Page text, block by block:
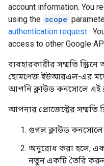
account information. You
using the scope
authentication request .
access to other Google
ব্যবহারকারীর সম্মতি
হোমপেজ ইউআরএল-এর মতো
আপনি ক্লাউড কনসোলে এই
আপনার প্রোজেক্টের সম্মতি
গুগল ক্লাউড
অনুরোধ করা হলে,
নতুন একটি তৈরি